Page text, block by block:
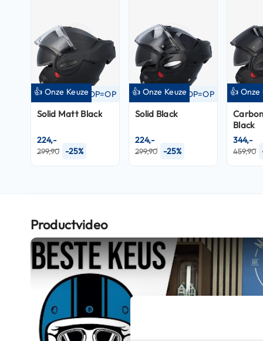
Fietshelmen
accessoires
Vizieren
Pinlocks
Crossbrillen
Onderhoud
Helm
houder
kapstok
Motorkleding
Motorjassen
Heren
motorjassen
OP=OP
👍 Onze Keuze
Solid Matt Black
299,90 -25%
224,-
OP=OP
👍 Onze Keuze
Solid Black
299,90 -25%
224,-
👍 Onze
Black
459,90
344,-
Productvideo